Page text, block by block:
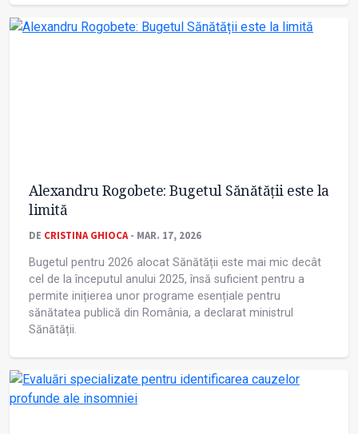
Alexandru Rogobete: Bugetul Sănătății este la
limită
DE CRISTINA GHIOCA- MAR. 17, 2026
Bugetul pentru 2026 alocat Sănătății este mai mic decât
cel de la începutul anului 2025, însă suficient pentru a
permite inițierea unor programe esențiale pentru
sănătatea publică din România, a declarat ministrul
Sănătății.